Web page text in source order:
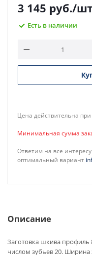
3 145 руб./
Есть в наличии
Цена действительна
Минимальная сумма
Ответим на все
оптимальный вариант
Описание
Заготовка шкива
числом зубьев 20. Ширина